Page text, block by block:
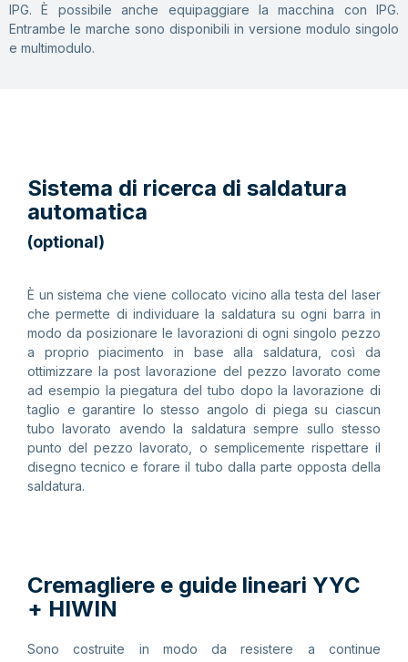
IPG. È possibile anche equipaggiare la macchina con IPG.
Entrambe le marche sono disponibili in versione modulo singolo
e multimodulo.
Sistema di ricerca di saldatura
automatica
(optional)
È un sistema che viene collocato vicino alla testa del laser
che permette di individuare la saldatura su ogni barra in
modo da posizionare le lavorazioni di ogni singolo pezzo
a proprio piacimento in base alla saldatura, così da
ottimizzare la post lavorazione del pezzo lavorato come
ad esempio la piegatura del tubo dopo la lavorazione di
taglio e garantire lo stesso angolo di piega su ciascun
tubo lavorato avendo la saldatura sempre sullo stesso
punto del pezzo lavorato, o semplicemente rispettare il
disegno tecnico e forare il tubo dalla parte opposta della
saldatura.
Cremagliere e guide lineari YYC
+ HIWIN
Sono costruite in modo da resistere a continue